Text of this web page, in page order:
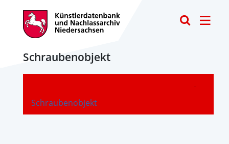
Schraubenobjekt
Schraubenobjekt
-